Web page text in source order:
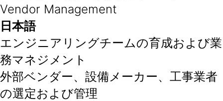
Vendor Management
日本語
エンジニアリングチームの育成および業
務マネジメント
外部ベンダー、設備メーカー、工事業者
の選定および管理